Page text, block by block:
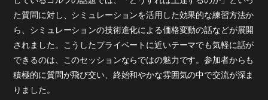
た質問に対し、シミュレーションを活用した効果的な練習方法か
ら、シミュレーションの技術進化による価格変動の話などが展開
されました。こうしたプライベートに近いテーマでも気軽に話が
できるのは、このセッションならではの魅力です。参加者からも
積極的に質問が飛び交い、終始和やかな雰囲気の中で交流が深ま
りました。